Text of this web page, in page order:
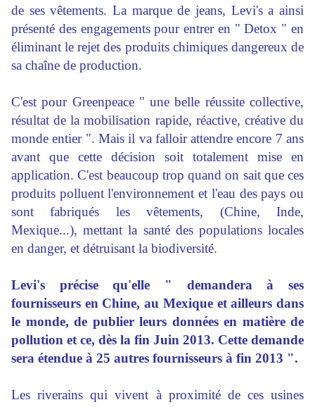
de ses vêtements. La marque de jeans, Levi's a ainsi
présenté des engagements pour entrer en " Detox " en
éliminant le rejet des produits chimiques dangereux de
sa chaîne de production.
C'est pour Greenpeace " une belle réussite collective,
résultat de la mobilisation rapide, réactive, créative du
monde entier ". Mais il va falloir attendre encore 7 ans
avant que cette décision soit totalement mise en
application. C'est beaucoup trop quand on sait que ces
produits polluent l'environnement et l'eau des pays ou
sont fabriqués les vêtements, (Chine, Inde,
Mexique...), mettant la santé des populations locales
en danger, et détruisant la biodiversité.
Levi's précise qu'elle " demandera à ses
fournisseurs en Chine, au Mexique et ailleurs dans
le monde, de publier leurs données en matière de
pollution et ce, dès la fin Juin 2013. Cette demande
sera étendue à 25 autres fournisseurs à fin 2013 ".
Les riverains qui vivent à proximité de ces usines